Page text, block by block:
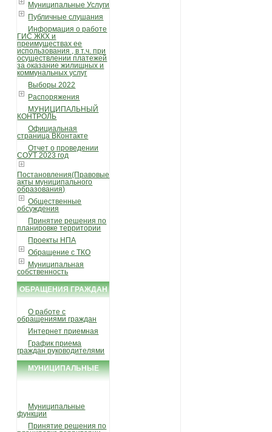
Муниципальные Услуги
Публичные слушания
Информация о работе
ГИС ЖКХ и
преимуществах ее
использования , в т.ч. при
осуществлении платежей
за оказание жилищных и
коммунальных услуг
Выборы 2022
Распоряжения
МУНИЦИПАЛЬНЫЙ
КОНТРОЛЬ
Официальная
страница ВКонтакте
Отчет о проведении
СОУТ 2023 год
Постановления(Правовые
акты муниципального
образования)
Общественные
обсуждения
Принятие решения по
планировке территории
Проекты НПА
Обращение с ТКО
Муниципальная
собственность
ОБРАЩЕНИЯ ГРАЖДАН
О работе с
обращениями граждан
Интернет приемная
График приема
граждан руководителями
МУНИЦИПАЛЬНЫЕ
Муниципальные
функции
Принятие решения по